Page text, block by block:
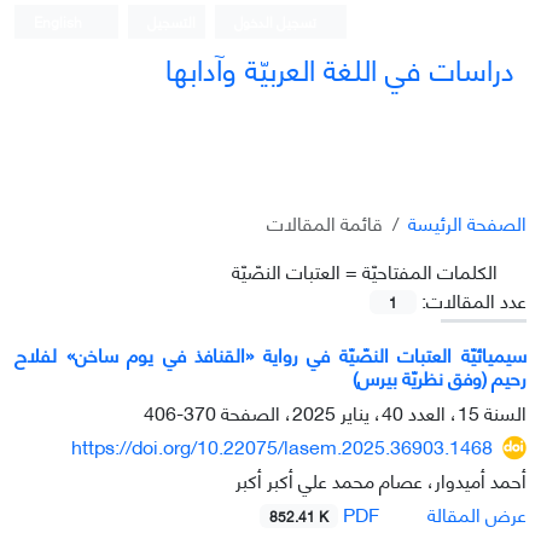
دراسات في اللغة العربيّة وآدابها
الصفحة الرئيسة
قائمة المقالات
الکلمات المفتاحيّة =العتبات النصّيّة
عدد المقالات:
1
سيميائيّة العتبات النصّيّة في روایة «القنافذ في يوم ساخن» لفلاح
رحیم (وفق نظريّة بيرس)
السنة 15، العدد 40، يناير 2025، الصفحة
370-406
https://doi.org/10.22075/lasem.2025.36903.1468
أحمد أميدوار، عصام محمد علي أكبر أكبر
عرض المقالة
852.41 K